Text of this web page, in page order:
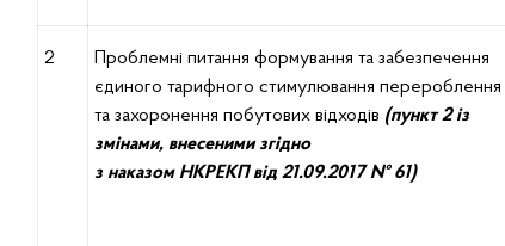
2
Проблемні питання формування та забезпечення
єдиного тарифного стимулювання перероблення
та захоронення побутових відходів (пункт2із
змінами, внесеними згідно
з наказомНКРЕКПвід 21.09.2017 № 61)